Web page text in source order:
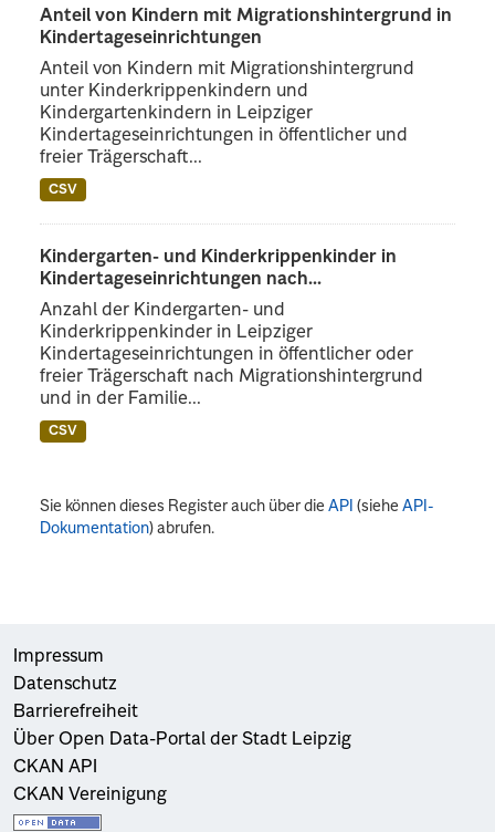
Anteil von Kindern mit Migrationshintergrund in
Kindertageseinrichtungen
Anteil von Kindern mit Migrationshintergrund
unter Kinderkrippenkindern und
Kindergartenkindern in Leipziger
Kindertageseinrichtungen in öffentlicher und
freier Trägerschaft...
CSV
Kindergarten- und Kinderkrippenkinder in
Kindertageseinrichtungen nach...
Anzahl der Kindergarten- und
Kinderkrippenkinder in Leipziger
Kindertageseinrichtungen in öffentlicher oder
freier Trägerschaft nach Migrationshintergrund
und in der Familie...
CSV
Sie können dieses Register auch über dieAPI (sieheAPI-
Dokumentation) abrufen.
Impressum
Datenschutz
Barrierefreiheit
Über Open Data-Portal der Stadt Leipzig
CKAN API
CKAN Vereinigung